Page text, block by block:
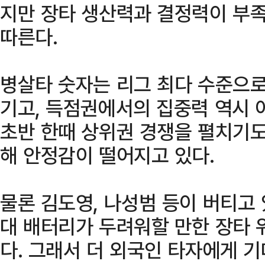
지만 장타 생산력과 결정력이 부
따른다.
병살타 숫자는 리그 최다 수준으
기고, 득점권에서의 집중력 역시
초반 한때 상위권 경쟁을 펼치기
해 안정감이 떨어지고 있다.
물론 김도영, 나성범 등이 버티
대 배터리가 두려워할 만한 장타
다. 그래서 더 외국인 타자에게